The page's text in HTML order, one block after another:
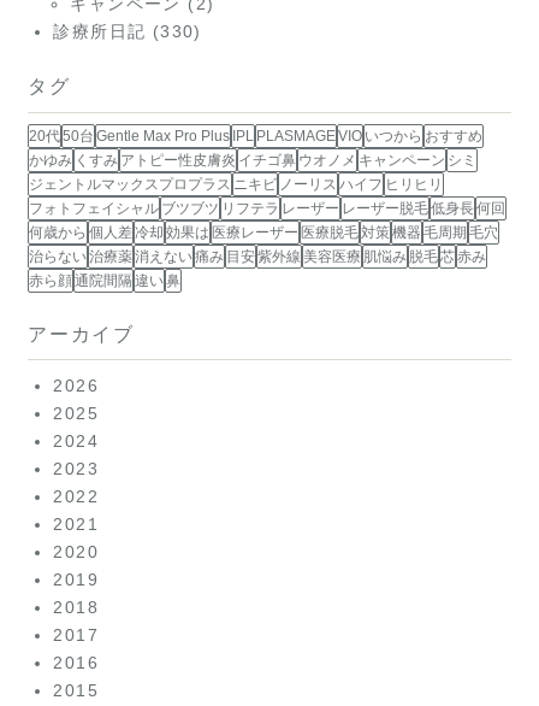
診療所日記 (330)
タグ
20代50台 Gentle Max Pro Plus IPL PLASMAGEVIO いつから おすすめ
かゆみ くすみ アトピー性皮膚炎 イチゴ鼻 ウオノメ キャンペーン シミ
ジェントルマックスプロプラス ニキビ ノーリス ハイフ ヒリヒリ
フォトフェイシャル ブツブツ リフテラ レーザー レーザー脱毛低身長何回
何歳から 個人差冷却 効果は 医療レーザー 医療脱毛対策機器 毛周期 毛穴
治らない治療薬消えない痛み 目安紫外線 美容医療 肌悩み 脱毛芯赤み
赤ら顔通院間隔 違い鼻
アーカイブ
2026
2025
2024
2023
2022
2021
2020
2019
2018
2017
2016
2015